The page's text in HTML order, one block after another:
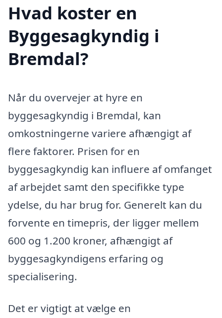
Hvad koster en
Byggesagkyndig i
Bremdal?
Når du overvejer at hyre en
byggesagkyndig i Bremdal, kan
omkostningerne variere afhængigt af
flere faktorer. Prisen for en
byggesagkyndig kan influere af omfanget
af arbejdet samt den specifikke type
ydelse, du har brug for. Generelt kan du
forvente en timepris, der ligger mellem
600 og 1.200 kroner, afhængigt af
byggesagkyndigens erfaring og
specialisering.
Det er vigtigt at vælge en